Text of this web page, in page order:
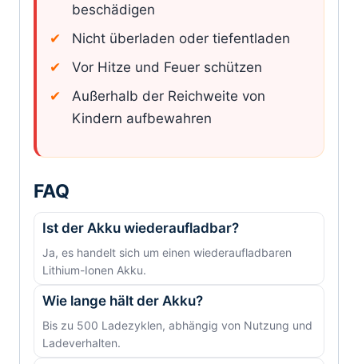
beschädigen
Nicht überladen oder tiefentladen
Vor Hitze und Feuer schützen
Außerhalb der Reichweite von
Kindern aufbewahren
FAQ
Ist der Akku wiederaufladbar?
Ja, es handelt sich um einen wiederaufladbaren
Lithium-Ionen Akku.
Wie lange hält der Akku?
Bis zu 500 Ladezyklen, abhängig von Nutzung und
Ladeverhalten.